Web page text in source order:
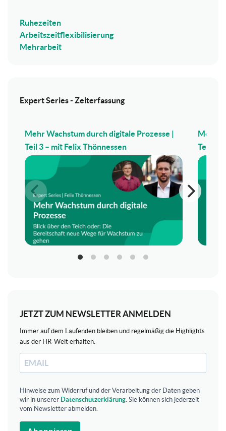
Ruhezeiten
Arbeitszeitflexibilisierung
Mehrarbeit
Expert Series - Zeiterfassung
Mehr Wachstum durch digitale Prozesse |
Teil 3 – mit Felix Thönnessen
Mehr
Teil 2 –
JETZT ZUM NEWSLETTER ANMELDEN
Immer auf dem Laufenden bleiben und regelmäßig die Highlights
aus der HR-Welt erhalten.
Hinweise zum Widerruf und der Verarbeitung der Daten geben
wir in unserer Datenschutzerklärung . Sie können sich jederzeit
vom Newsletter abmelden.